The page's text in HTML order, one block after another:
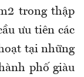
trong thập
ưu tiên các
tại những
phố giàu